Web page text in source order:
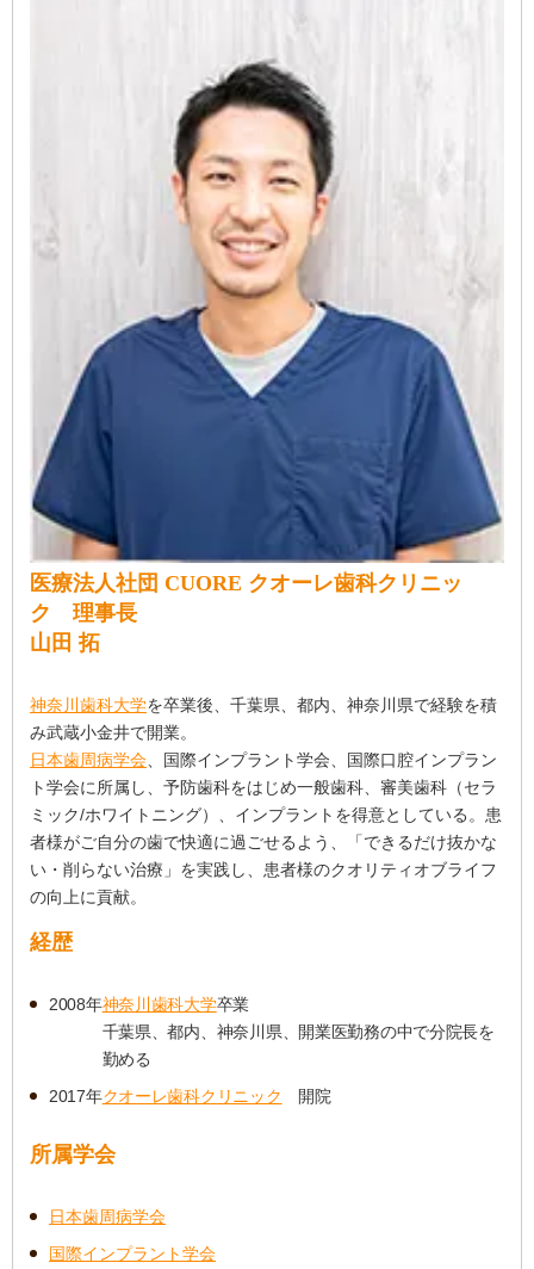
医療法人社団 CUORE クオーレ歯科クリニッ
ク 理事長
山田 拓
神奈川歯科大学を卒業後、千葉県、都内、神奈川県で経験を積
み武蔵小金井で開業。
日本歯周病学会 、国際インプラント学会、国際口腔インプラン
ト学会に所属し、予防歯科をはじめ一般歯科、審美歯科（セラ
ミック/ホワイトニング）、インプラントを得意としている。患
者様がご自分の歯で快適に過ごせるよう、「できるだけ抜かな
い・削らない治療」を実践し、患者様のクオリティオブライフ
の向上に貢献。
経歴
2008年神奈川歯科大学卒業
千葉県、都内、神奈川県、開業医勤務の中で分院長を
勤める
2017年クオーレ歯科クリニック 開院
所属学会
日本歯周病学会
国際インプラント学会